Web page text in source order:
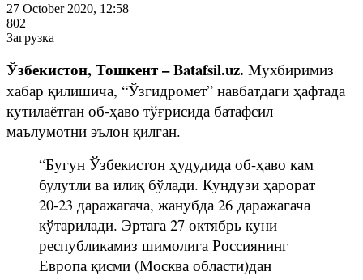
27 October 2020, 12:58
802
Загрузка
Ўзбекистон, Тошкент – Batafsil.uz. Мухбиримиз
хабар қилишича, “Ўзгидромет” навбатдаги ҳафтада
кутилаётган об-ҳаво тўғрисида батафсил
маълумотни эълон қилган.
“Бугун Ўзбекистон ҳудудида об-ҳаво кам
булутли ва илиқ бўлади. Кундузи ҳарорат
20-23 даражагача, жанубда 26 даражагача
кўтарилади. Эртага 27 октябрь куни
республикамиз шимолига Россиянинг
Европа қисми (Москва области)дан